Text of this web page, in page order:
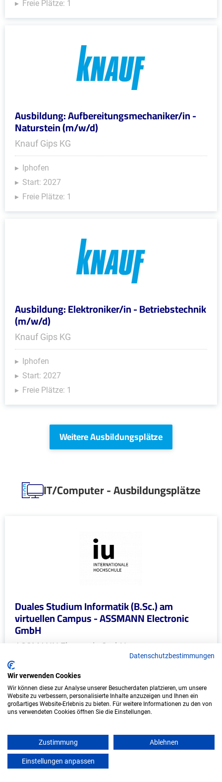
Freie Plätze: 1
Ausbildung: Aufbereitungsmechaniker/in -
Naturstein (m/w/d)
Knauf Gips KG
Iphofen
Start: 2027
Freie Plätze: 1
Ausbildung: Elektroniker/in - Betriebstechnik
(m/w/d)
Knauf Gips KG
Iphofen
Start: 2027
Freie Plätze: 1
Weitere Ausbildungsplätze
IT/Computer - Ausbildungsplätze
Duales Studium Informatik (B.Sc.) am
virtuellen Campus - ASSMANN Electronic
GmbH
ASSMANN Electronic GmbH
Hochschule)
bundesweit
Start: Oktober 2026
Datenschutzbestimmungen
Wir verwenden Cookies
Wir können diese zur Analyse unserer Besucherdaten platzieren, um unsere
Website zu verbessern, personalisierte Inhalte anzuzeigen und Ihnen ein
großartiges Website-Erlebnis zu bieten. Für weitere Informationen zu den von
uns verwendeten Cookies öffnen Sie die Einstellungen.
Zustimmung Ablehnen
Einstellungen anpassen